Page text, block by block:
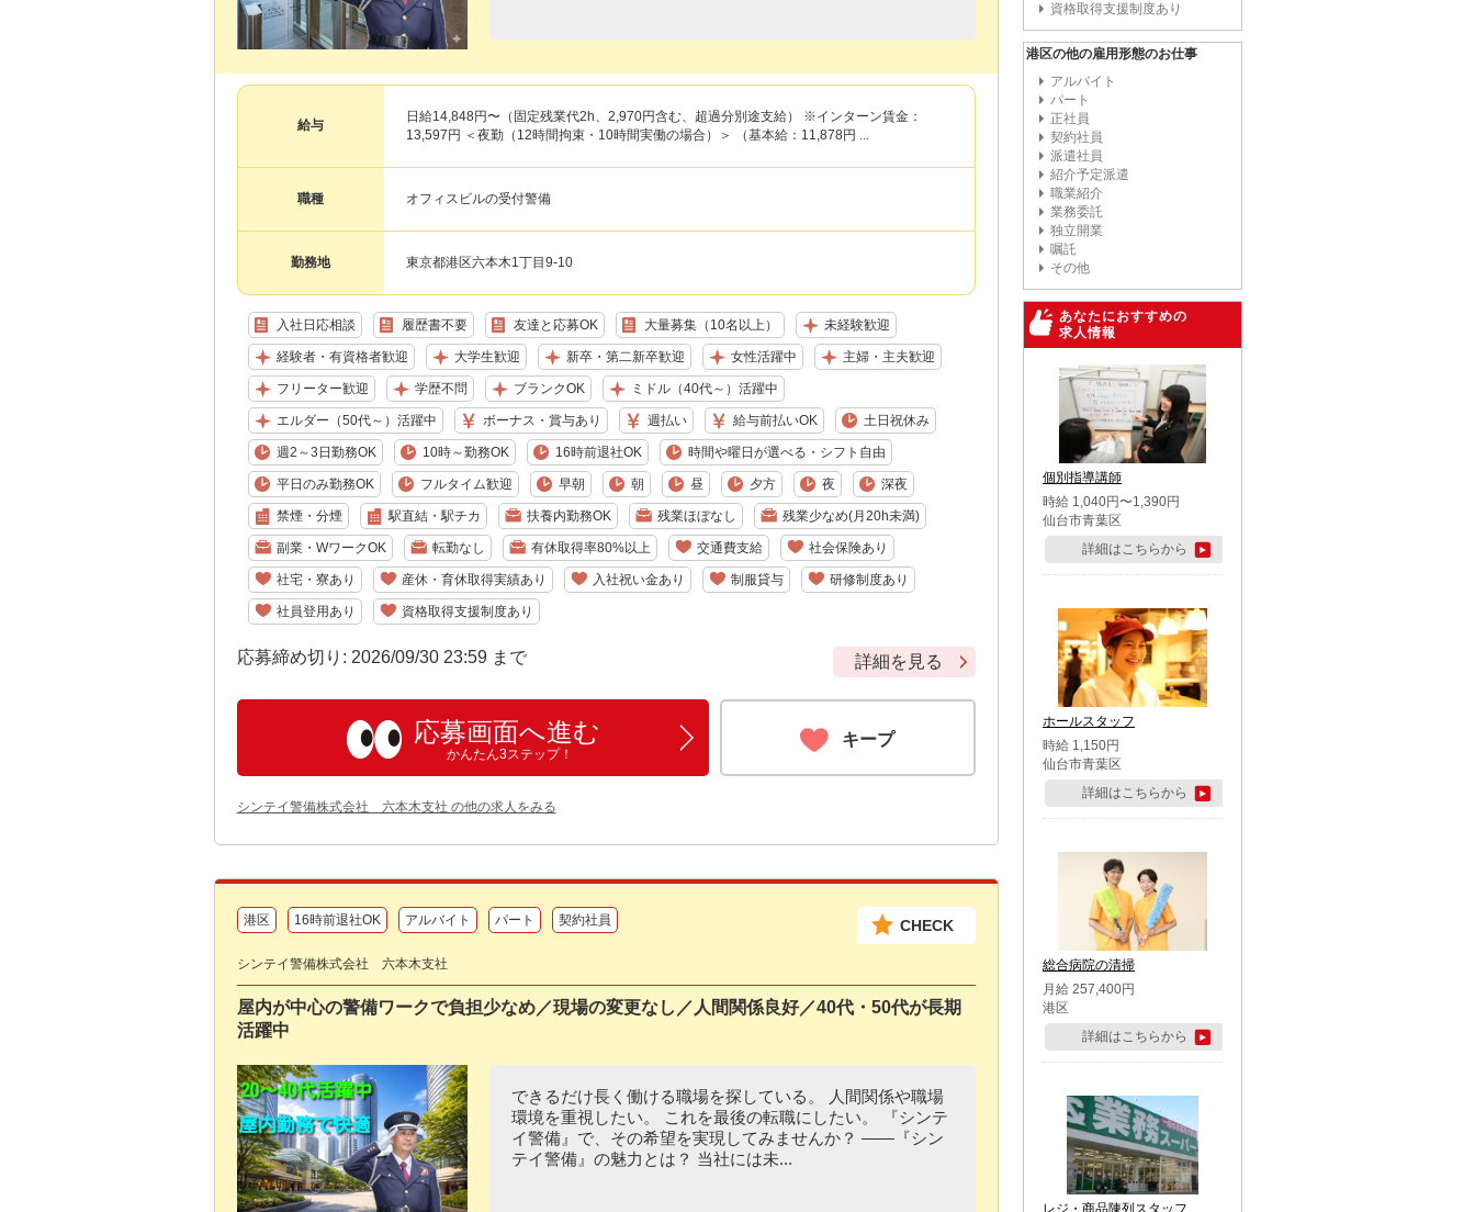
給与
日給14,848円〜（固定残業代2h、2,970円含む、超過分別途支給） ※インターン賃金：
13,597円 ＜夜勤（12時間拘束・10時間実働の場合）＞ （基本給：11,878円 ...
職種 オフィスビルの受付警備
勤務地 東京都港区六本木1丁目9-10
入社日応相談 履歴書不要 友達と応募OK 大量募集（10名以上） 未経験歓迎
経験者・有資格者歓迎 大学生歓迎 新卒・第二新卒歓迎 女性活躍中 主婦・主夫歓迎
フリーター歓迎 学歴不問 ブランクOK ミドル（40代～）活躍中
エルダー（50代～）活躍中 ボーナス・賞与あり 週払い 給与前払いOK 土日祝休み
週2～3日勤務OK 10時～勤務OK 16時前退社OK 時間や曜日が選べる・シフト自由
平日のみ勤務OK フルタイム歓迎 早朝 朝 昼 夕方 夜 深夜
禁煙・分煙 駅直結・駅チカ 扶養内勤務OK 残業ほぼなし 残業少なめ(月20h未満)
副業・WワークOK 転勤なし 有休取得率80%以上 交通費支給 社会保険あり
社宅・寮あり 産休・育休取得実績あり 入社祝い金あり 制服貸与 研修制度あり
社員登用あり 資格取得支援制度あり
応募締め切り: 2026/09/30 23:59 まで 詳細を見る
応募画面へ進む
かんたん3ステップ！
キープ
シンテイ警備株式会社 六本木支社 の他の求人をみる
港区 16時前退社OK アルバイト パート 契約社員 CHECK
シンテイ警備株式会社 六本木支社
屋内が中心の警備ワークで負担少なめ／現場の変更なし／人間関係良好／40代・50代が長期
活躍中
できるだけ長く働ける職場を探している。 人間関係や職場
環境を重視したい。 これを最後の転職にしたい。 『シンテ
イ警備』で、その希望を実現してみませんか？ ――『シン
テイ警備』の魅力とは？ 当社には未...
資格取得支援制度あり
港区の他の雇用形態のお仕事
アルバイト
パート
正社員
契約社員
派遣社員
紹介予定派遣
職業紹介
業務委託
独立開業
嘱託
その他
あなたにおすすめの
求人情報
個別指導講師
時給 1,040円〜1,390円
仙台市青葉区
詳細はこちらから
ホールスタッフ
時給 1,150円
仙台市青葉区
詳細はこちらから
総合病院の清掃
月給 257,400円
港区
詳細はこちらから
レジ・商品陳列スタッフ